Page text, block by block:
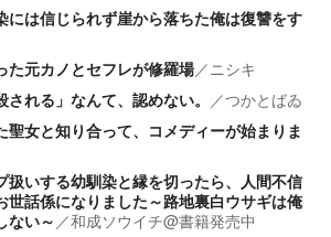
には信じられず崖から落ちた俺は復讐をす
た元カノとセフレが修羅場／ニシキ
される」なんて、認めない。 ／つかとばゐ
聖女と知り合って、コメディーが始まりま
扱いする幼馴染と縁を切ったら、人間不信
世話係になりました～路地裏白ウサギは俺
ない～ ／和成ソウイチ@書籍発売中